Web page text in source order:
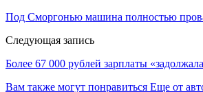
Под Сморгонью машина полностью
Следующая запись
Более 67 000 рублей зарплаты
Вам также могут понравиться Еще от